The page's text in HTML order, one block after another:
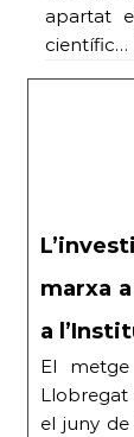
apartat
científic…
marxa
a
El
Llobregat
el juny